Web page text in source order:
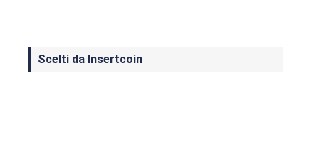
Scelti da Insertcoin